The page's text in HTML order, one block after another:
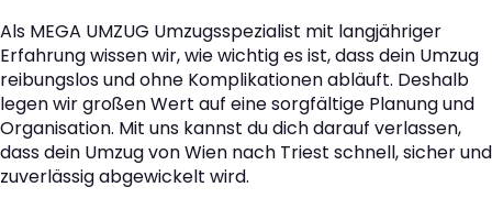
Als MEGA UMZUG Umzugsspezialist mit langjähriger
Erfahrung wissen wir, wie wichtig es ist, dass dein Umzug
reibungslos und ohne Komplikationen abläuft. Deshalb
legen wir großen Wert auf eine sorgfältige Planung und
Organisation. Mit uns kannst du dich darauf verlassen,
dass dein Umzug von Wien nach Triest schnell, sicher und
zuverlässig abgewickelt wird.